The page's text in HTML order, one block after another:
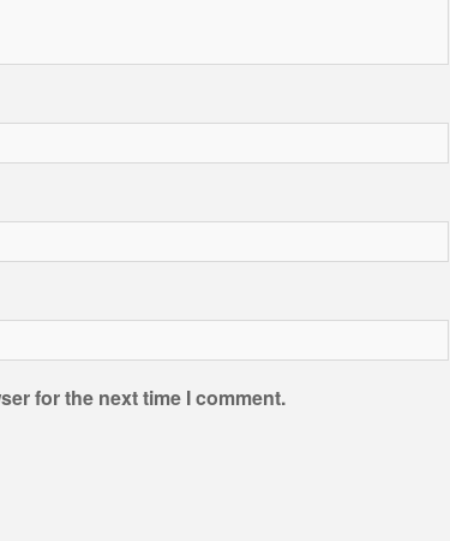
for the next time I comment.